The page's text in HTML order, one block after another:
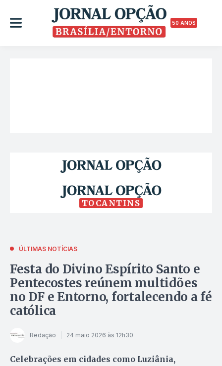
50 ANOS
TOCANTINS
ÚLTIMAS NOTÍCIAS
Festa do Divino Espírito Santo e
Pentecostes reúnem multidões
no DF e Entorno, fortalecendo a fé
católica
Redação 24 maio 2026 às 12h30
Celebrações em cidades como Luziânia,